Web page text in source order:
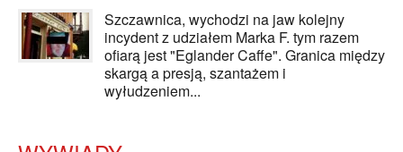
Szczawnica, wychodzi na jaw kolejny
incydent z udziałem Marka F. tym razem
ofiarą jest "Eglander Caffe". Granica między
skargą a presją, szantażem i
wyłudzeniem...